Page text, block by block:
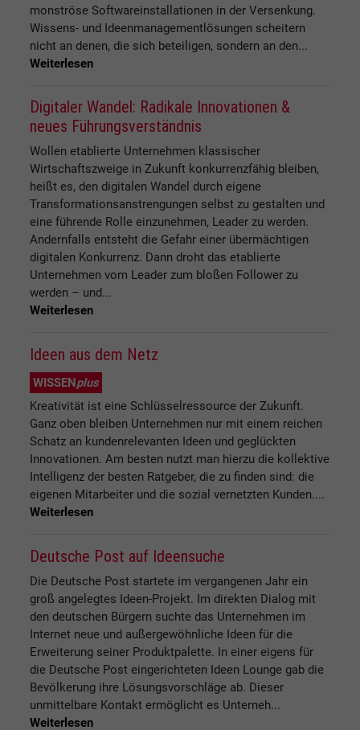
monströse Softwareinstallationen in der Versenkung.
Wissens- und Ideenmanagementlösungen scheitern
nicht an denen, die sich beteiligen, sondern an den...
Weiterlesen
Digitaler Wandel: Radikale Innovationen &
neues Führungsverständnis
Wollen etablierte Unternehmen klassischer
Wirtschaftszweige in Zukunft konkurrenzfähig bleiben,
heißt es, den digitalen Wandel durch eigene
Transformationsanstrengungen selbst zu gestalten und
eine führende Rolle einzunehmen, Leader zu werden.
Andernfalls entsteht die Gefahr einer übermächtigen
digitalen Konkurrenz. Dann droht das etablierte
Unternehmen vom Leader zum bloßen Follower zu
werden – und...
Weiterlesen
Ideen aus dem Netz
WISSENplus
Kreativität ist eine Schlüsselressource der Zukunft.
Ganz oben bleiben Unternehmen nur mit einem reichen
Schatz an kundenrelevanten Ideen und geglückten
Innovationen. Am besten nutzt man hierzu die kollektive
Intelligenz der besten Ratgeber, die zu finden sind: die
eigenen Mitarbeiter und die sozial vernetzten Kunden....
Weiterlesen
Deutsche Post auf Ideensuche
Die Deutsche Post startete im vergangenen Jahr ein
groß angelegtes Ideen-Projekt. Im direkten Dialog mit
den deutschen Bürgern suchte das Unternehmen im
Internet neue und außergewöhnliche Ideen für die
Erweiterung seiner Produktpalette. In einer eigens für
die Deutsche Post eingerichteten Ideen Lounge gab die
Bevölkerung ihre Lösungsvorschläge ab. Dieser
unmittelbare Kontakt ermöglicht es Unterneh...
Weiterlesen